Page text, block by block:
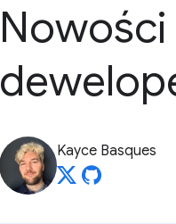
Kayce Basques